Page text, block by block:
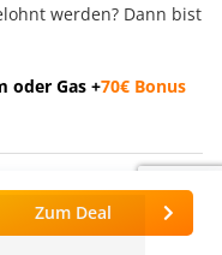
werden? Dann bist
oder Gas +70€ Bonus
Zum Deal